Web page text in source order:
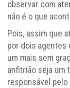
observar com
não é o que
Pois, assim que
por dois agentes
um mais sem
anfitrião seja um
responsável